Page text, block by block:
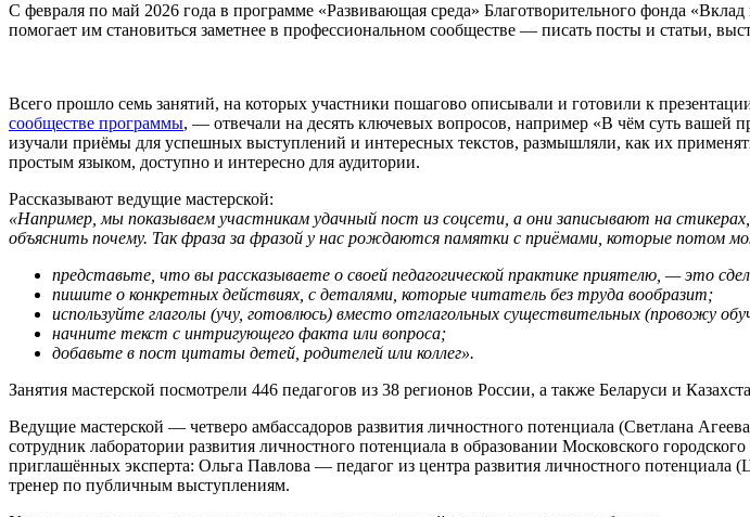
С февраля по май 2026 года в программе «Развивающая среда» Благотворительного фонда
помогает им становиться заметнее в профессиональном сообществе — писать посты и статьи,
Всего прошло семь занятий, на которых участники пошагово описывали и готовили к
сообществе программы, — отвечали на десять ключевых вопросов, например «В чём суть вашей
изучали приёмы для успешных выступлений и интересных текстов, размышляли, как их
простым языком, доступно и интересно для аудитории.
Рассказывают ведущие мастерской:
«Например, мы показываем участникам удачный пост из соцсети, а они записывают на
объяснить почему. Так фраза за фразой у нас рождаются памятки с приёмами, которые потом
представьте, что вы рассказываете о своей педагогической практике приятелю, — это
пишите о конкретных действиях, с деталями, которые читатель без труда вообразит;
используйте глаголы (учу, готовлюсь) вместо отглагольных существительных (провожу
начните текст с интригующего факта или вопроса;
добавьте в пост цитаты детей, родителей или коллег».
Занятия мастерской посмотрели 446 педагогов из 38 регионов России, а также Беларуси и
Ведущие мастерской — четверо амбассадоров развития личностного потенциала (Светлана
сотрудник лаборатории развития личностного потенциала в образовании Московского
приглашённых эксперта: Ольга Павлова — педагог из центра развития личностного
тренер по публичным выступлениям.